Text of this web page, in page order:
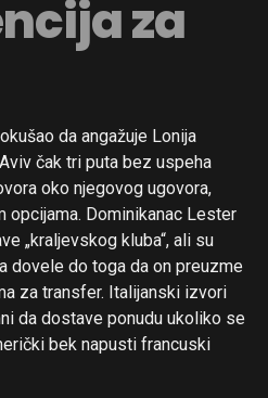
za
da angažuje Lonija
čak tri puta bez uspeha
oko njegovog ugovora,
opcijama. Dominikanac Lester
„kraljevskog kluba“, ali su
dovele do toga da on preuzme
za transfer. Italijanski izvori
da dostave ponudu ukoliko se
bek napusti francuski